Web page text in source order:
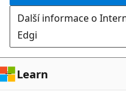
Další informace o
Edgi
Learn